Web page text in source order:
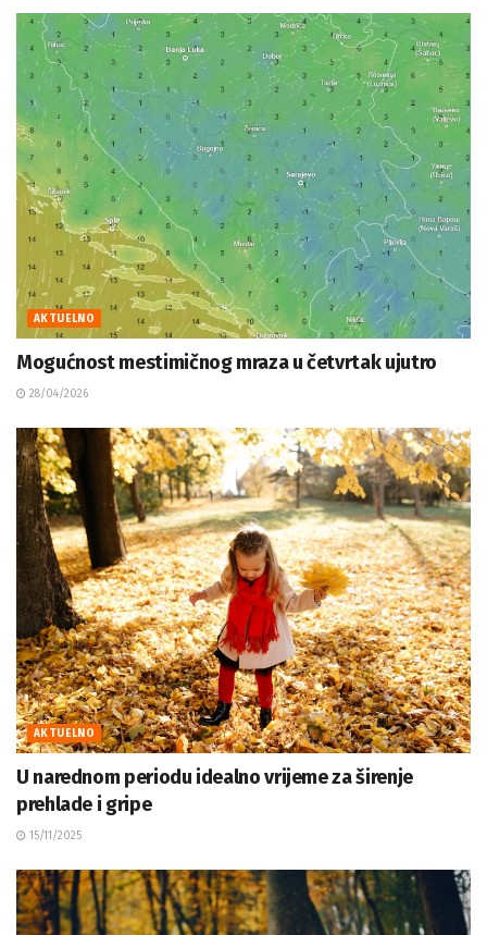
AKTUELNO
Mogućnost mestimičnog mraza u četvrtak ujutro
28/04/2026
AKTUELNO
U narednom periodu idealno vrijeme za širenje
prehlade i gripe
15/11/2025